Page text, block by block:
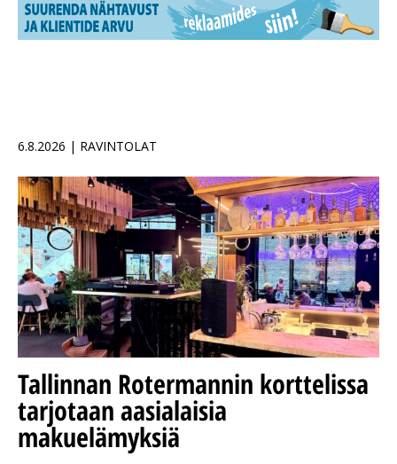
6.8.2026 | RAVINTOLAT
Tallinnan Rotermannin korttelissa
tarjotaan aasialaisia
makuelämyksiä